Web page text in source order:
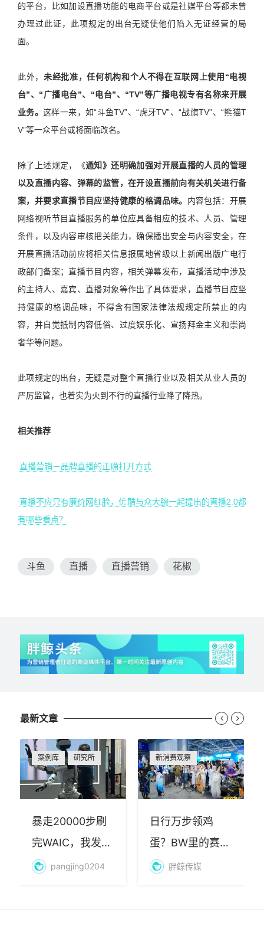
的平台，比如加设直播功能的电商平台或是社媒平台等都未曾
办理过此证，此项规定的出台无疑使他们陷入无证经营的局
面。
此外， 未经批准，任何机构和个人不得在互联网上使用“电视
台”、“广播电台”、“电台”、“TV”等广播电视专有名称来开展
业务。这样一来，如“斗鱼TV”、“虎牙TV”、“战旗TV”、“熊猫T
V”等一众平台或将面临改名。
除了上述规定，《通知》还明确加强对开展直播的人员的管理
以及直播内容、弹幕的监管，在开设直播前向有关机关进行备
案，并要求直播节目应坚持健康的格调品味。 内容包括： 开展
网络视听节目直播服务的单位应具备相应的技术、人员、管理
条件，以及内容审核把关能力，确保播出安全与内容安全，在
开展直播活动前应将相关信息报属地省级以上新闻出版广电行
政部门备案； 直播节目内容，相关弹幕发布，直播活动中涉及
的主持人、嘉宾、直播对象等作出了具体要求，直播节目应坚
持健康的格调品味，不得含有国家法律法规规定所禁止的内
容，并自觉抵制内容低俗、过度娱乐化、宣扬拜金主义和崇尚
奢华等问题。
此项规定的出台，无疑是对整个直播行业以及相关从业人员的
严厉监管，也着实为火到不行的直播行业降了降热。
相关推荐
直播营销－品牌直播的正确打开方式
直播不应只有廉价网红脸，优酷与众大腕一起提出的直播2.0都
有哪些看点？
斗鱼 直播 直播营销 花椒
最新文章
案例库 研究所
暴走20000步刷
完WAIC，我发现
AI最赚钱的不是
pangjing0204
新消费观察
日行万步领鸡
蛋？BW里的赛博
朝圣，藏着品牌
胖鲸传媒
 